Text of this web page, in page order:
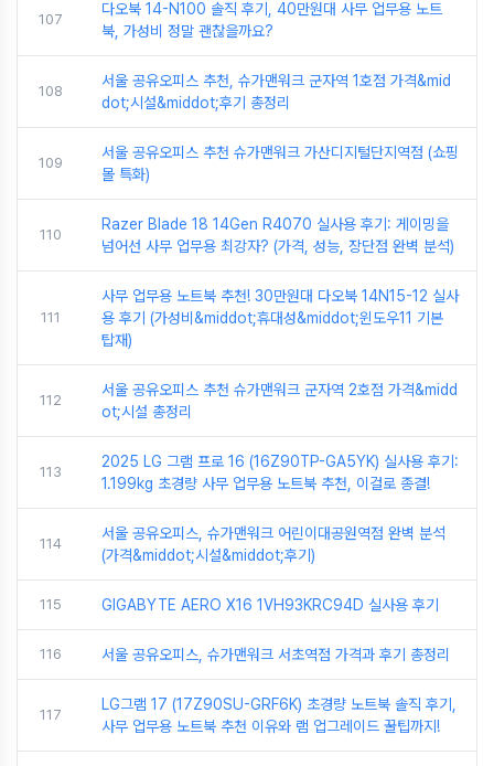
107
다오북 14-N100 솔직 후기, 40만원대 사무 업무용 노트
북, 가성비 정말 괜찮을까요?
108
서울 공유오피스 추천, 슈가맨워크 군자역 1호점 가격&mid
dot;시설&middot;후기 총정리
109
서울 공유오피스 추천 슈가맨워크 가산디지털단지역점 (쇼핑
몰 특화)
110
Razer Blade 18 14Gen R4070 실사용 후기: 게이밍을
넘어선 사무 업무용 최강자? (가격, 성능, 장단점 완벽 분석)
111
사무 업무용 노트북 추천! 30만원대 다오북 14N15-12 실사
용 후기 (가성비&middot;휴대성&middot;윈도우11 기본
탑재)
112
서울 공유오피스 추천 슈가맨워크 군자역 2호점 가격&midd
ot;시설 총정리
113
2025 LG 그램 프로 16 (16Z90TP-GA5YK) 실사용 후기:
1.199kg 초경량 사무 업무용 노트북 추천, 이걸로 종결!
114
서울 공유오피스, 슈가맨워크 어린이대공원역점 완벽 분석
(가격&middot;시설&middot;후기)
115 GIGABYTE AERO X16 1VH93KRC94D 실사용 후기
116 서울 공유오피스, 슈가맨워크 서초역점 가격과 후기 총정리
117
LG그램 17 (17Z90SU-GRF6K) 초경량 노트북 솔직 후기,
사무 업무용 노트북 추천 이유와 램 업그레이드 꿀팁까지!